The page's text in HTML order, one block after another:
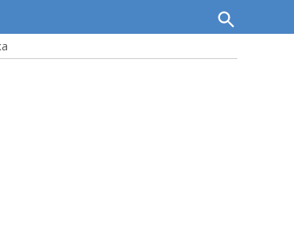
Open
Search